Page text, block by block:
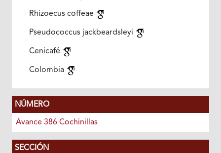
Rhizoecus coffeae
Pseudococcus jackbeardsleyi
Cenicafé
Colombia
NÚMERO
Avance 386 Cochinillas
SECCIÓN